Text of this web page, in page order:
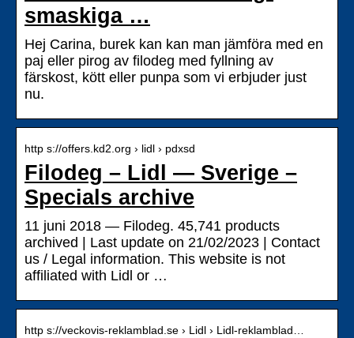
smaskiga …
Hej Carina, burek kan kan man jämföra med en
paj eller pirog av filodeg med fyllning av
färskost, kött eller punpa som vi erbjuder just
nu.
http s://offers.kd2.org › lidl › pdxsd
Filodeg – Lidl — Sverige –
Specials archive
11 juni 2018 — Filodeg. 45,741 products
archived | Last update on 21/02/2023 | Contact
us / Legal information. This website is not
affiliated with Lidl or …
http s://veckovis-reklamblad.se › Lidl › Lidl-reklamblad…